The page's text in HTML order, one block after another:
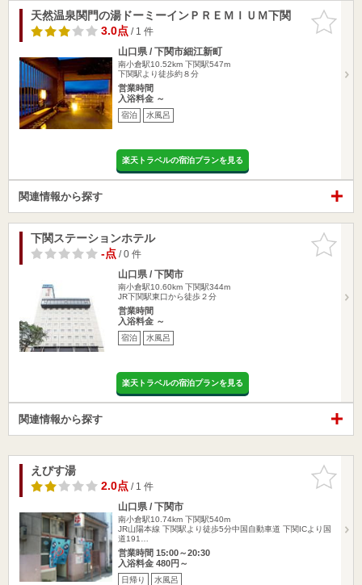
お気に入
りに追加
天然温泉関門の湯ドーミーインＰＲＥＭＩＵＭ下関
3.0点/ 1 件
山口県 / 下関市細江新町
南小倉駅10.52km 下関駅547m
下関駅より徒歩約８分
営業時間
入浴料金 ～
宿泊 水風呂
楽天トラベルの宿泊プランを見る
関連情報から探す
お気に入
りに追加
下関ステーションホテル
-点/ 0 件
山口県 / 下関市
南小倉駅10.60km 下関駅344m
JR下関駅東口から徒歩２分
営業時間
入浴料金 ～
宿泊 水風呂
楽天トラベルの宿泊プランを見る
関連情報から探す
お気に入
りに追加
えびす湯
2.0点/ 1 件
山口県 / 下関市
南小倉駅10.74km 下関駅540m
JR山陽本線 下関駅より徒歩5分中国自動車道 下関ICより国
道191…
営業時間 15:00～20:30
入浴料金 480円～
日帰り 水風呂